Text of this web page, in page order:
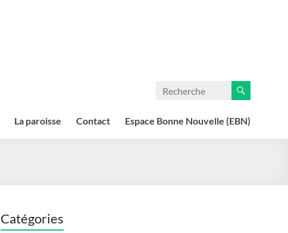
La paroisse Contact Espace Bonne Nouvelle (EBN)
Catégories